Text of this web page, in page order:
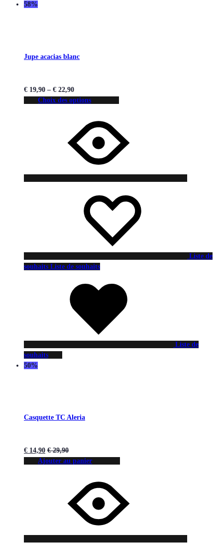
58%
Jupe acacias blanc
€ 19,90 – € 22,90
Choix des options
Liste de
souhaits Liste de souhaits
Liste de
souhaits
50%
Casquette TC Aleria
€ 14,90 €29,90
Ajouter au panier